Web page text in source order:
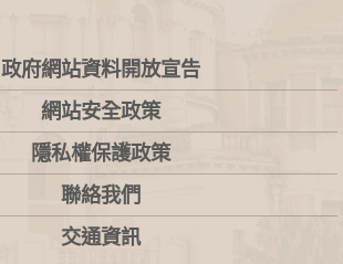
政府網站資料開放宣告
網站安全政策
隱私權保護政策
聯絡我們
交通資訊